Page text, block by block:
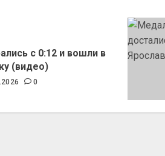
с 0:12 и вошли в
(видео)
0